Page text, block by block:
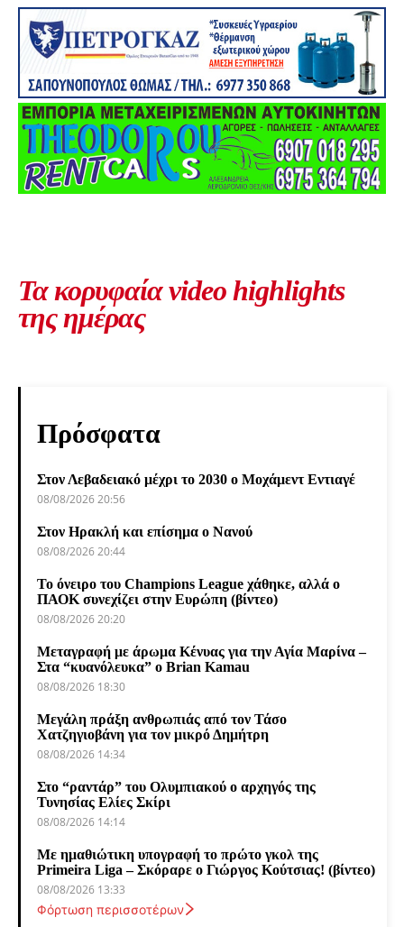
Τα κορυφαία video highlights
της ημέρας
Πρόσφατα
Στον Λεβαδειακό μέχρι το 2030 ο Μοχάμεντ Εντιαγέ
08/08/2026 20:56
Στον Ηρακλή και επίσημα ο Νανού
08/08/2026 20:44
Το όνειρο του Champions League χάθηκε, αλλά ο
ΠΑΟΚ συνεχίζει στην Ευρώπη (βίντεο)
08/08/2026 20:20
Μεταγραφή με άρωμα Κένυας για την Αγία Μαρίνα –
Στα “κυανόλευκα” ο Brian Kamau
08/08/2026 18:30
Μεγάλη πράξη ανθρωπιάς από τον Τάσο
Χατζηγιοβάνη για τον μικρό Δημήτρη
08/08/2026 14:34
Στο “ραντάρ” του Ολυμπιακού ο αρχηγός της
Τυνησίας Ελίες Σκίρι
08/08/2026 14:14
Με ημαθιώτικη υπογραφή το πρώτο γκολ της
Primeira Liga – Σκόραρε ο Γιώργος Κούτσιας! (βίντεο)
08/08/2026 13:33
Φόρτωση περισσοτέρων